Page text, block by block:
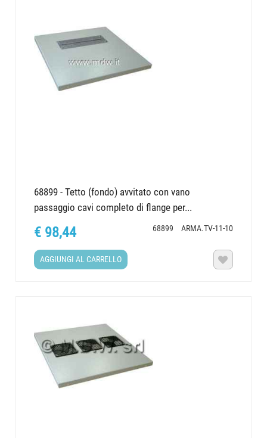
68899 - Tetto (fondo) avvitato con vano
passaggio cavi completo di flange per...
68899 ARMA.TV-11-10
€ 98,44
AGGIUNGI AL CARRELLO 